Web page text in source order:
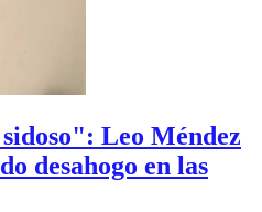
Leo Méndez
desahogo en las